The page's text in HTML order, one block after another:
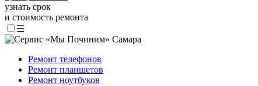
узнать срок
и стоимость ремонта
☰
Ремонт телефонов
Ремонт планшетов
Ремонт ноутбуков